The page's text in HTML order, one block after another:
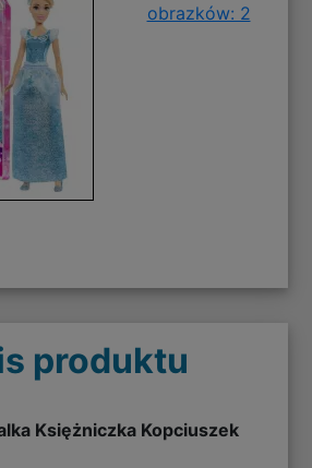
obrazków: 2
produktu
Księżniczka Kopciuszek